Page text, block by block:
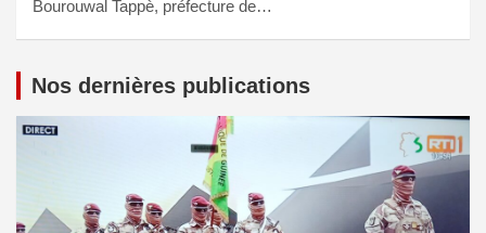
Bourouwal Tappè, préfecture de…
Nos dernières publications